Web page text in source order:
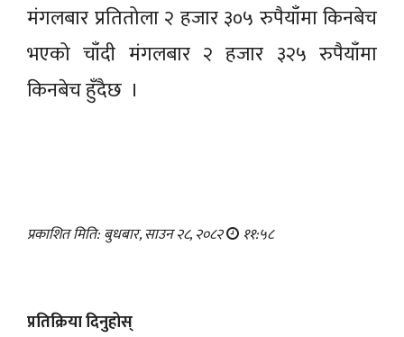
मंगलबार प्रतितोला २ हजार ३०५ रुपैयाँमा किनबेच
भएको चाँदी मंगलबार २ हजार ३२५ रुपैयाँमा
किनबेच हुँदैछ ।
प्रकाशित मिति: बुधबार, साउन २८, २०८२ ११:५८
प्रतिक्रिया दिनुहोस्